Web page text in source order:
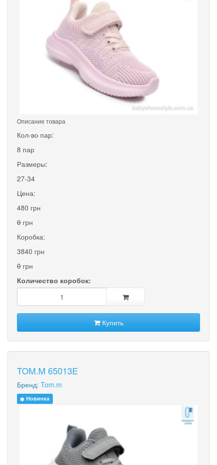
Описание товара
Кол-во пар:
8 пар
Размеры:
27-34
Цена:
480 грн
0 грн
Коробка:
3840 грн
0 грн
Количество коробок:
Купить
TOM.M 65013E
Бренд: Tom.m
Новинка